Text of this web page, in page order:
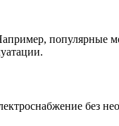
популярные
без